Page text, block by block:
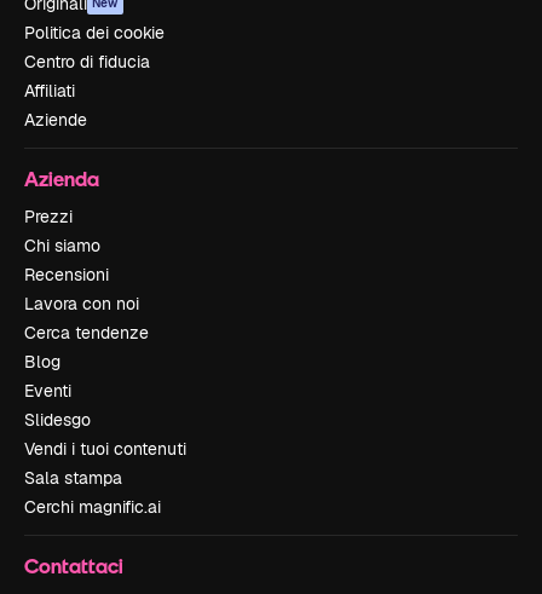
Politica dei cookie
Centro di fiducia
Affiliati
Aziende
Azienda
Prezzi
Chi siamo
Recensioni
Lavora con noi
Cerca tendenze
Blog
Eventi
Slidesgo
Vendi i tuoi contenuti
Sala stampa
Cerchi magnific.ai
Contattaci